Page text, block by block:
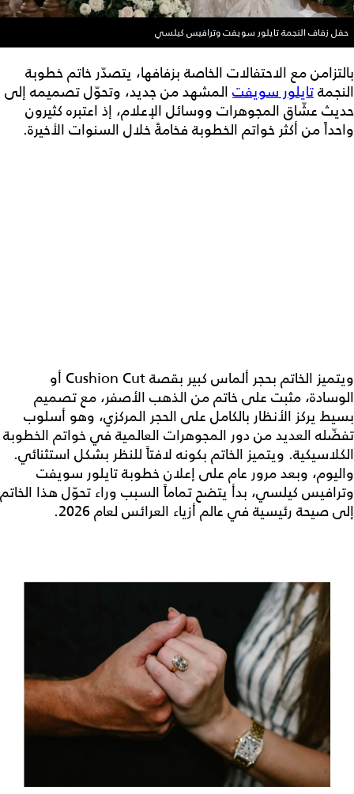
حفل زفاف النجمة تايلور سويفت وترافيس كيلسي
بالتزامن مع الاحتفالات الخاصة بزفافها، يتصدّر خاتم خطوبة
النجمةتايلور سويفت المشهد من جديد، وتحوّل تصميمه إلى
حديث عشّاق المجوهرات ووسائل الإعلام، إذ اعتبره كثيرون
واحداً من أكثر خواتم الخطوبة فخامةً خلال السنوات الأخيرة.
ويتميز الخاتم بحجر ألماس كبير بقصة Cushion Cut أو
الوسادة، مثبت على خاتم من الذهب الأصفر، مع تصميم
بسيط يركز الأنظار بالكامل على الحجر المركزي، وهو أسلوب
تفضّله العديد من دور المجوهرات العالمية في خواتم الخطوبة
الكلاسيكية. ويتميز الخاتم بكونه لافتاً للنظر بشكل استثنائي.
واليوم، وبعد مرور عام على إعلان خطوبة تايلور سويفت
وترافيس كيلسي، بدأ يتضح تماماً السبب وراء تحوّل هذا الخاتم
إلى صيحة رئيسية في عالم أزياء العرائس لعام 2026.